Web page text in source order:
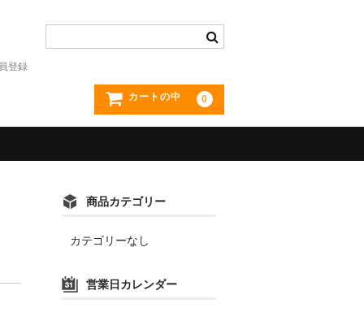
登録
カートの中 0
商品カテゴリー
カテゴリーなし
営業日カレンダー